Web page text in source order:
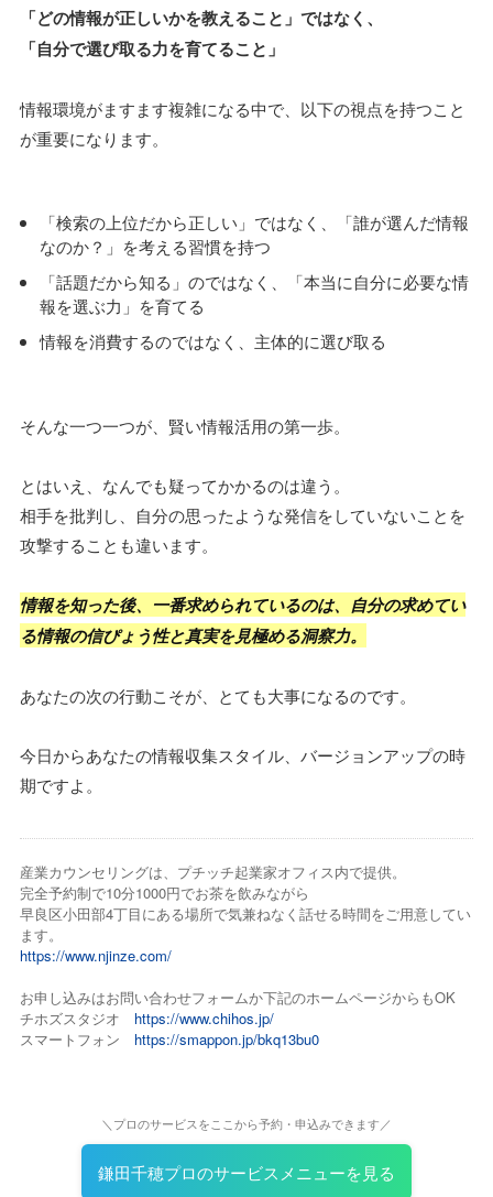
「どの情報が正しいかを教えること」ではなく、
「自分で選び取る力を育てること」
情報環境がますます複雑になる中で、以下の視点を持つこと
が重要になります。
「検索の上位だから正しい」ではなく、「誰が選んだ情報
なのか？」を考える習慣を持つ
「話題だから知る」のではなく、「本当に自分に必要な情
報を選ぶ力」を育てる
情報を消費するのではなく、主体的に選び取る
そんな一つ一つが、賢い情報活用の第一歩。
とはいえ、なんでも疑ってかかるのは違う。
相手を批判し、自分の思ったような発信をしていないことを
攻撃することも違います。
情報を知った後、一番求められているのは、自分の求めてい
る情報の信ぴょう性と真実を見極める洞察力。
あなたの次の行動こそが、とても大事になるのです。
今日からあなたの情報収集スタイル、バージョンアップの時
期ですよ。
産業カウンセリングは、プチッチ起業家オフィス内で提供。
完全予約制で10分1000円でお茶を飲みながら
早良区小田部4丁目にある場所で気兼ねなく話せる時間をご用意してい
ます。
https://www.njinze.com/
お申し込みはお問い合わせフォームか下記のホームページからもOK
チホズスタジオ https://www.chihos.jp/
スマートフォン https://smappon.jp/bkq13bu0
＼プロのサービスをここから予約・申込みできます／
鎌田千穂プロのサービスメニューを見る